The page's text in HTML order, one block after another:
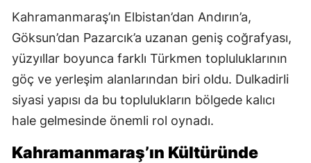
Kahramanmaraş’ın Elbistan’dan Andırın’a,
Göksun’dan Pazarcık’a uzanan geniş coğrafyası,
yüzyıllar boyunca farklı Türkmen topluluklarının
göç ve yerleşim alanlarından biri oldu. Dulkadirli
siyasi yapısı da bu toplulukların bölgede kalıcı
hale gelmesinde önemli rol oynadı.
Kahramanmaraş’ın Kültüründe